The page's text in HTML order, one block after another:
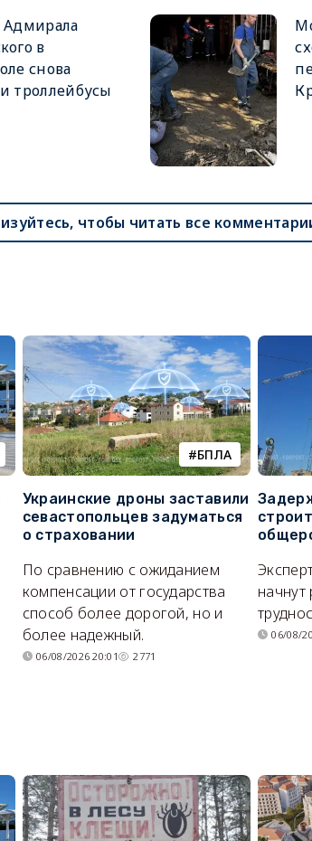
Адмирала
в
снова
троллейбусы
чтобы читать все
БПЛА
Украинские дроны заставили
севастопольцев задуматься
о страховании
По сравнению с ожиданием
компенсации от государства
способ более дорогой, но и
более надежный.
06/08/2026 20:01 2771
06/08/